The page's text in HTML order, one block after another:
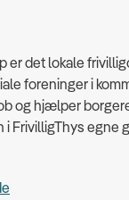
det lokale
foreninger i
og hjælper
FrivilligThys egne